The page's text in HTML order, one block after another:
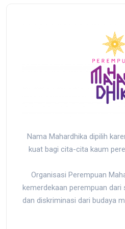
Nama Mahardhika dipilih
kuat bagi cita-cita kaum
Organisasi Perempuan
kemerdekaan perempuan dari
dan diskriminasi dari budaya